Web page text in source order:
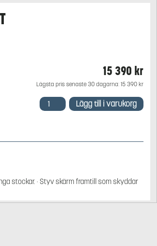
15 390 kr
Lägsta pris senaste 30 dagarna: 15 390 kr
LOG
BAR Lägg till i varukorg
stockar. · Styv skärm framtill som skyddar